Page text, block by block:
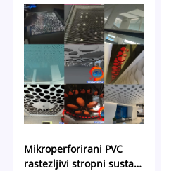
moderne prostore
Mikroperforirani PVC
rastezljivi stropni sustav